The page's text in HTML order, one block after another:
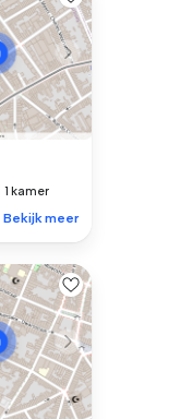
1 kamer
Bekijk meer